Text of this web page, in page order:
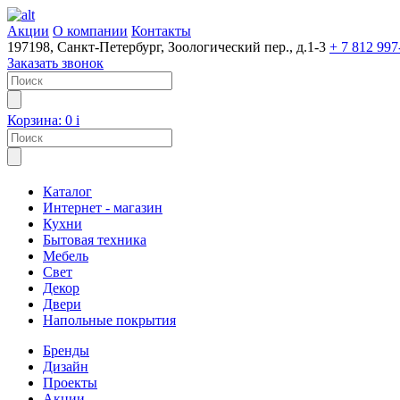
Акции О компании Контакты
197198, Санкт-Петербург, Зоологический пер., д.1-3 + 7 812
Заказать звонок
Корзина: 0 i
Каталог
Интернет - магазин
Кухни
Бытовая техника
Мебель
Свет
Декор
Двери
Напольные покрытия
Бренды
Дизайн
Проекты